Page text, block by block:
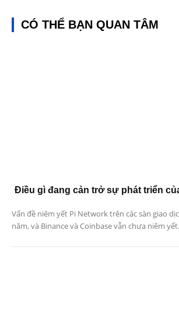
CÓ THỂ BẠN QUAN TÂM
Điều gì đang cản trở sự phát triển
Vấn đề niêm yết Pi Network trên các sàn giao
năm, và Binance và Coinbase vẫn chưa niêm